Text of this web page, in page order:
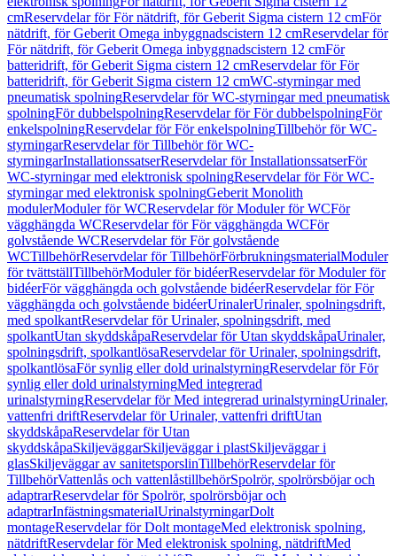
cmReservdelar för För nätdrift, för Geberit Sigma cistern 12 cmFör
nätdrift, för Geberit Omega inbyggnadscistern 12 cmReservdelar för
För nätdrift, för Geberit Omega inbyggnadscistern 12 cmFör
batteridrift, för Geberit Sigma cistern 12 cmReservdelar för För
batteridrift, för Geberit Sigma cistern 12 cmWC-styrningar med
pneumatisk spolningReservdelar för WC-styrningar med pneumatisk
spolningFör dubbelspolningReservdelar för För dubbelspolningFör
enkelspolningReservdelar för För enkelspolningTillbehör för WC-
styrningarReservdelar för Tillbehör för WC-
styrningarInstallationssatserReservdelar för InstallationssatserFör
WC-styrningar med elektronisk spolningReservdelar för För WC-
styrningar med elektronisk spolningGeberit Monolith
modulerModuler för WCReservdelar för Moduler för WCFör
vägghängda WCReservdelar för För vägghängda WCFör
golvstående WCReservdelar för För golvstående
WCTillbehörReservdelar för TillbehörFörbrukningsmaterialModuler
för tvättställTillbehörModuler för bidéerReservdelar för Moduler för
bidéerFör vägghängda och golvstående bidéerReservdelar för För
vägghängda och golvstående bidéerUrinalerUrinaler, spolningsdrift,
med spolkantReservdelar för Urinaler, spolningsdrift, med
spolkantUtan skyddskåpaReservdelar för Utan skyddskåpaUrinaler,
spolningsdrift, spolkantlösaReservdelar för Urinaler, spolningsdrift,
spolkantlösaFör synlig eller dold urinalstyrningReservdelar för För
synlig eller dold urinalstyrningMed integrerad
urinalstyrningReservdelar för Med integrerad urinalstyrningUrinaler,
vattenfri driftReservdelar för Urinaler, vattenfri driftUtan
skyddskåpaReservdelar för Utan
skyddskåpaSkiljeväggarSkiljeväggar i plastSkiljeväggar i
glasSkiljeväggar av sanitetsporslinTillbehörReservdelar för
TillbehörVattenlås och vattenlåstillbehörSpolrör, spolrörsböjar och
adaptrarReservdelar för Spolrör, spolrörsböjar och
adaptrarInfästningsmaterialUrinalstyrningarDolt
montageReservdelar för Dolt montageMed elektronisk spolning,
nätdriftReservdelar för Med elektronisk spolning, nätdriftMed